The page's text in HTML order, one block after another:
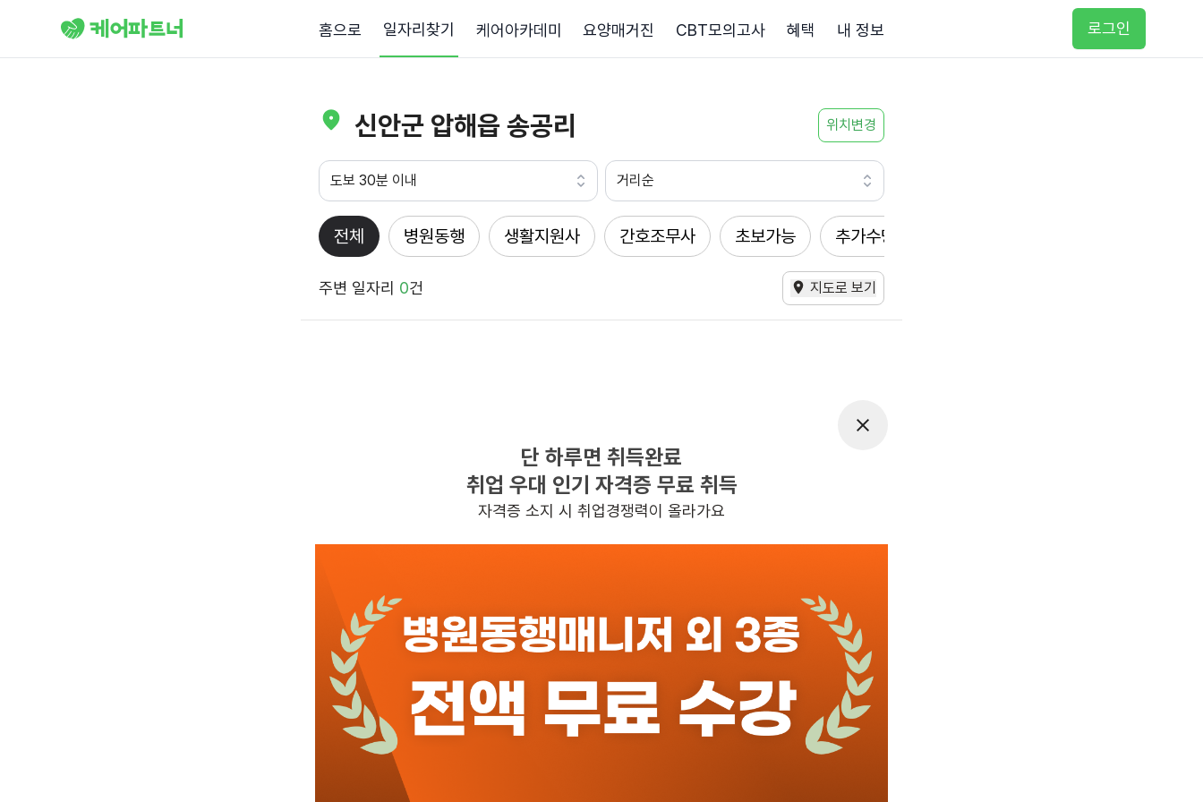
홈으로 일자리찾기 케어아카데미 요양매거진 CBT모의고사 혜택 내 정보 로그인
신안군 압해읍 송공리 위치변경
도보 30분 이내 거리순
전체 병원동행 생활지원사 간호조무사 초보가능 추가수당
주변 일자리 0건 지도로 보기
찾으시는 조건의 일자리가 없습니다
더욱더 노력하는 케어파트너가 되겠습니다.
단 하루면 취득완료
취업 우대 인기 자격증 무료 취득
자격증 소지 시 취업경쟁력이 올라가요